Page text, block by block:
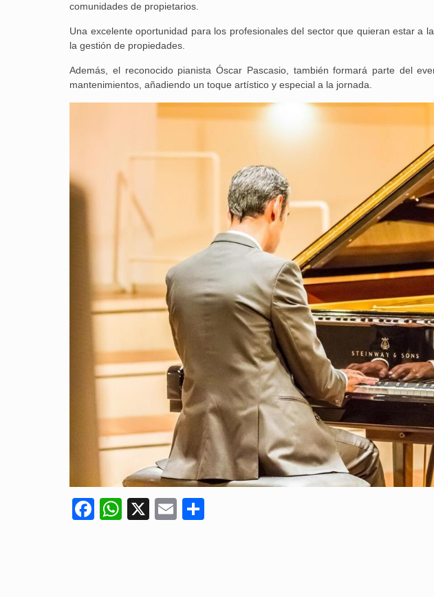
comunidades de propietarios.
Una excelente oportunidad para los profesionales del sector que quieran estar a
la gestión de propiedades.
Además, el reconocido pianista Óscar Pascasio, también formará parte del
mantenimientos, añadiendo un toque artístico y especial a la jornada.
Facebook
WhatsApp
X Email